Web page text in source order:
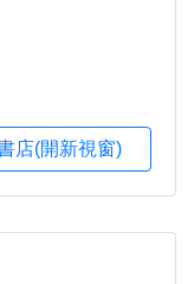
店(開新視窗)